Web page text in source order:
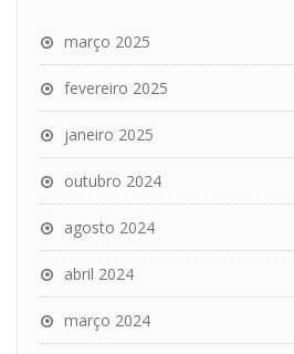
março 2025
fevereiro 2025
janeiro 2025
outubro 2024
agosto 2024
abril 2024
março 2024